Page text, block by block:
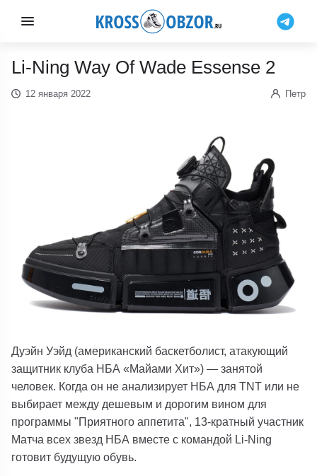
Li-Ning Way Of Wade Essense 2
12 января 2022 Петр
Дуэйн Уэйд (американский баскетболист, атакующий
защитник клуба НБА «Майами Хит») — занятой
человек. Когда он не анализирует НБА для TNT или не
выбирает между дешевым и дорогим вином для
программы "Приятного аппетита", 13-кратный участник
Матча всех звезд НБА вместе с командой Li-Ning
готовит будущую обувь.